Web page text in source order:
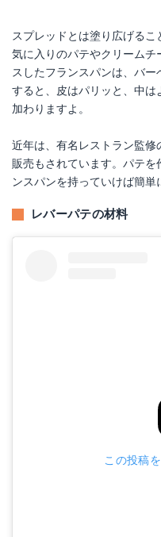
スプレッドとは塗り広げる
気に入りのパテやクリームチ
スしたフランスパンは、バ
すると、皮はパリッと、中
加わりますよ。
近年は、有名レストラン監
販売もされています。パテ
ンスパンを持っていけば簡単
レバーパテの材料
この投稿